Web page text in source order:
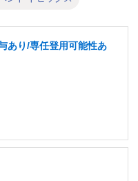
あり/専任登用可能性あ